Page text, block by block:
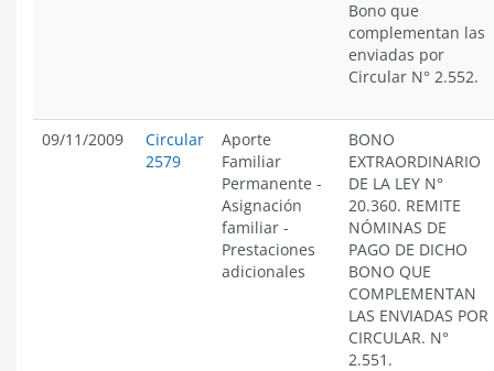
Bono que
complementan las
enviadas por
Circular N° 2.552.
09/11/2009
Circular
2579
Aporte
Familiar
Permanente -
Asignación
familiar -
Prestaciones
adicionales
BONO
EXTRAORDINARIO
DE LA LEY N°
20.360. REMITE
NÓMINAS DE
PAGO DE DICHO
BONO QUE
COMPLEMENTAN
LAS ENVIADAS POR
CIRCULAR. N°
2.551.